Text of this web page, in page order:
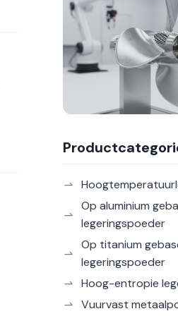
Op aluminium
legeringspoeder
Op titanium
legeringspoeder
Hoog-entropie
Vuurvast